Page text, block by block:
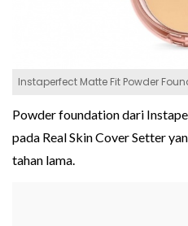
Instaperfect Matte Fit Powder
Powder foundation dari
pada Real Skin Cover Setter
tahan lama.